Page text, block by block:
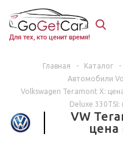
Для тех, кто ценит время!
Главная - Каталог -
Автомобили
Volkswagen Teramont X:
Deluxe 330TSI:
VW
цена